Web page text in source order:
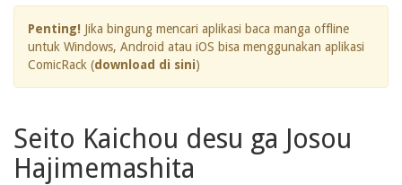
Penting! Jika bingung mencari aplikasi baca manga offline
untuk Windows, Android atau iOS bisa menggunakan aplikasi
ComicRack (download di sini)
Seito Kaichou desu ga Josou
Hajimemashita